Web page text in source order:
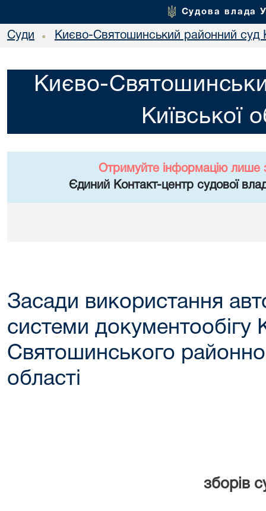
Судова влада
Суди • Києво-Святошинський районний суд
Києво-
Київської
Отримуйте інформацію лише
Єдиний Контакт-центр судової
Засади використання
системи документообігу
Святошинського
області
зборів